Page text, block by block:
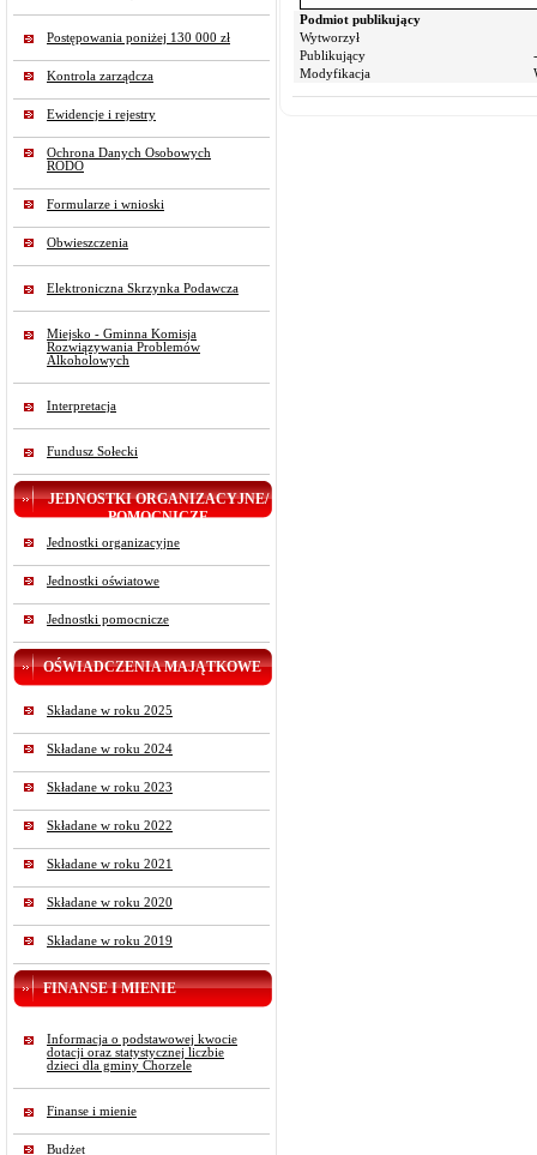
Postępowania poniżej 130 000 zł
Kontrola zarządcza
Ewidencje i rejestry
Ochrona Danych Osobowych
RODO
Formularze i wnioski
Obwieszczenia
Elektroniczna Skrzynka Podawcza
Miejsko - Gminna Komisja
Rozwiązywania Problemów
Alkoholowych
Interpretacja
Fundusz Sołecki
JEDNOSTKI ORGANIZACYJNE/
POMOCNICZE
Jednostki organizacyjne
Jednostki oświatowe
Jednostki pomocnicze
OŚWIADCZENIA MAJĄTKOWE
Składane w roku 2025
Składane w roku 2024
Składane w roku 2023
Składane w roku 2022
Składane w roku 2021
Składane w roku 2020
Składane w roku 2019
FINANSE I MIENIE
Informacja o podstawowej kwocie
dotacji oraz statystycznej liczbie
dzieci dla gminy Chorzele
Finanse i mienie
Budżet
Podmiot publikujący
Wytworzył
Publikujący
Modyfikacja